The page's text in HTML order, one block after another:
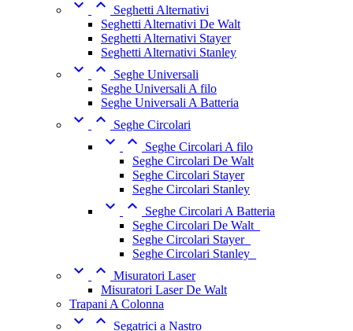
 
Seghetti Alternativi
Seghetti Alternativi De Walt
Seghetti Alternativi Stayer
Seghetti Alternativi Stanley
 
Seghe Universali
Seghe Universali A filo
Seghe Universali A Batteria
  Seghe Circolari
 
Seghe Circolari A filo
Seghe Circolari De Walt
Seghe Circolari Stayer
Seghe Circolari Stanley
 
Seghe Circolari A Batteria
Seghe Circolari De Walt_
Seghe Circolari Stayer_
Seghe Circolari Stanley_
  Misuratori Laser
Misuratori Laser De Walt
Trapani A Colonna
 
Segatrici a Nastro